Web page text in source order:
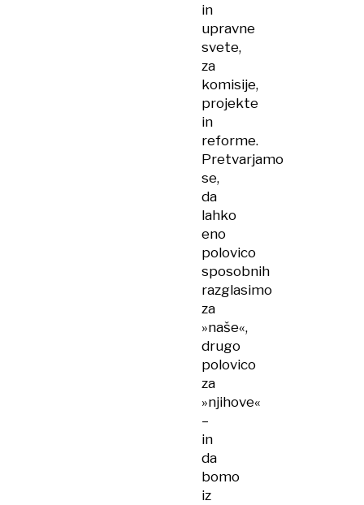
in
upravne
svete,
za
komisije,
projekte
in
reforme.
Pretvarjamo
se,
da
lahko
eno
polovico
sposobnih
razglasimo
za
»naše«,
drugo
polovico
za
»njihove«
–
in
da
bomo
iz